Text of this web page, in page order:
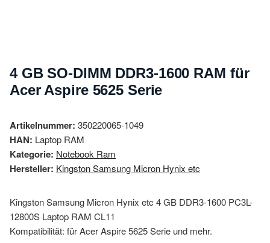
4 GB SO-DIMM DDR3-1600 RAM für
Acer Aspire 5625 Serie
Artikelnummer: 350220065-1049
HAN: Laptop RAM
Kategorie: Notebook Ram
Hersteller: Kingston Samsung Micron Hynix etc
Kingston Samsung Micron Hynix etc 4 GB DDR3-1600 PC3L-
12800S Laptop RAM CL11
Kompatibilität: für Acer Aspire 5625 Serie und mehr.